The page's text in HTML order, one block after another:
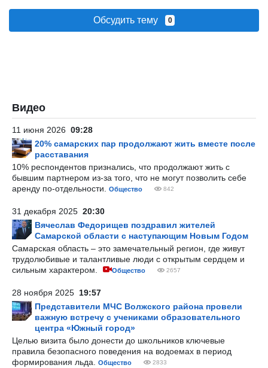
Обсудить тему 0
Видео
11 июня 2026 09:28
20% самарских пар продолжают жить вместе после
расставания
10% респондентов признались, что продолжают жить с
бывшим партнером из-за того, что не могут позволить себе
аренду по-отдельности.
Общество 842
31 декабря 2025 20:30
Вячеслав Федорищев поздравил жителей
Самарской области с наступающим Новым Годом
Самарская область – это замечательный регион, где живут
трудолюбивые и талантливые люди с открытым сердцем и
сильным характером.
Общество 2657
28 ноября 2025 19:57
Представители МЧС Волжского района провели
важную встречу с учениками образовательного
центра «Южный город»
Целью визита было донести до школьников ключевые
правила безопасного поведения на водоемах в период
формирования льда.
Общество 2833